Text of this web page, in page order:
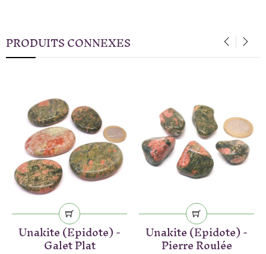
PRODUITS CONNEXES
Unakite (Epidote) -
Galet Plat
Unakite (Epidote) -
Pierre Roulée